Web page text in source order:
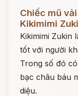
Đọc ngay
Chiếc mũ
Kikimimi
Kikimimi Zukin
tốt với người
Trong số đó
bạc châu báu
diệu.